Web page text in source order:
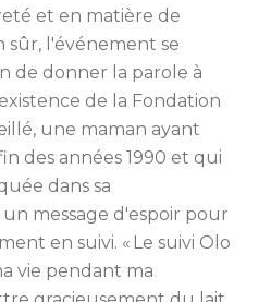
et en matière de
sûr, l'événement se
de donner la parole à
de la Fondation
une maman ayant
des années 1990 et qui
dans sa
message d'espoir pour
en suivi. « Le suivi Olo
vie pendant ma